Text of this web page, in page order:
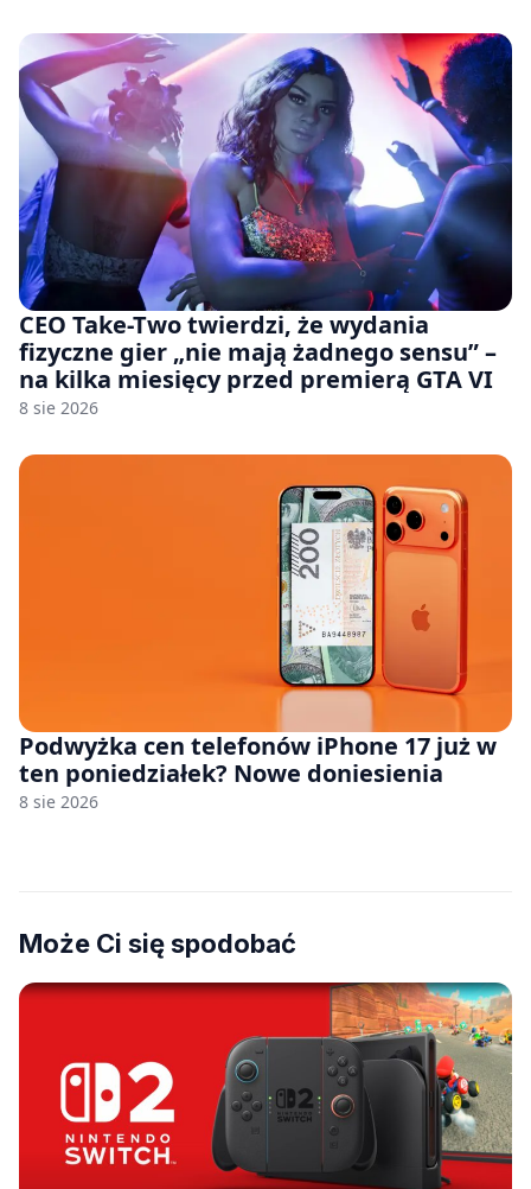
CEO Take-Two twierdzi, że wydania
fizyczne gier „nie mają żadnego sensu” –
na kilka miesięcy przed premierą GTA VI
8 sie 2026
Podwyżka cen telefonów iPhone 17 już w
ten poniedziałek? Nowe doniesienia
8 sie 2026
Może Ci się spodobać